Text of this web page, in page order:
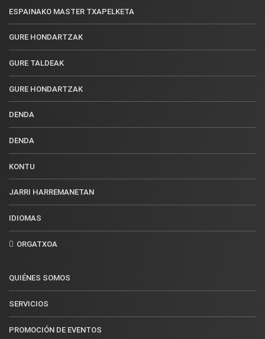
ESPAINAKO MASTER TXAPELKETA
GURE HONDARTZAK
GURE TALDEAK
GURE HONDARTZAK
DENDA
DENDA
KONTU
JARRI HARREMANETAN
IDIOMAS
ORGATXOA
QUIÉNES SOMOS
SERVICIOS
PROMOCIÓN DE EVENTOS